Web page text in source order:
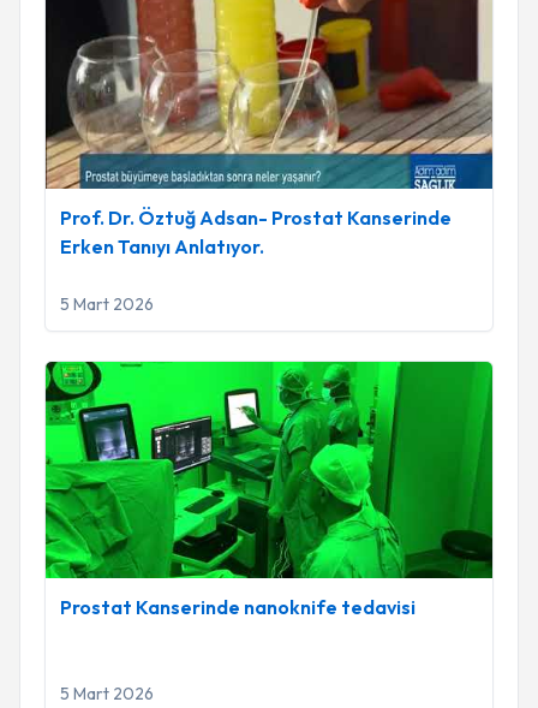
Prof. Dr. Öztuğ Adsan- Prostat Kanserinde
Erken Tanıyı Anlatıyor.
5 Mart 2026
Prostat Kanserinde nanoknife tedavisi
Prostat Kanserinde nanoknife tedavisi
5 Mart 2026